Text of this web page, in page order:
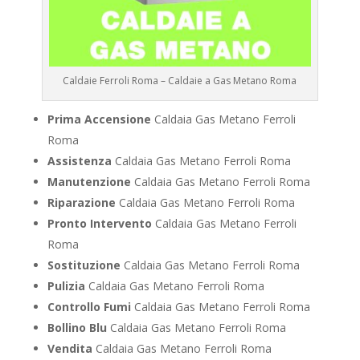
Caldaie Ferroli Roma – Caldaie a Gas Metano Roma
Prima Accensione Caldaia Gas Metano Ferroli
Roma
Assistenza Caldaia Gas Metano Ferroli Roma
Manutenzione Caldaia Gas Metano Ferroli Roma
Riparazione Caldaia Gas Metano Ferroli Roma
Pronto Intervento Caldaia Gas Metano Ferroli
Roma
Sostituzione Caldaia Gas Metano Ferroli Roma
Pulizia Caldaia Gas Metano Ferroli Roma
Controllo Fumi Caldaia Gas Metano Ferroli Roma
Bollino Blu Caldaia Gas Metano Ferroli Roma
Vendita Caldaia Gas Metano Ferroli Roma